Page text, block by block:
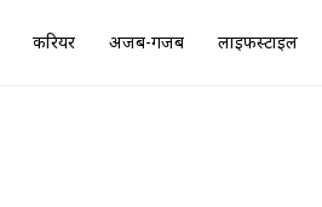
करियर अजब-गजब लाइफस्टाइल